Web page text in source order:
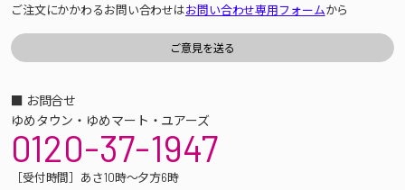
ご注文にかかわるお問い合わせはお問い合わせ専用フォームから
■ お問合せ
ゆめタウン・ゆめマート・ユアーズ
0120-37-1947
［受付時間］あさ10時～夕方6時